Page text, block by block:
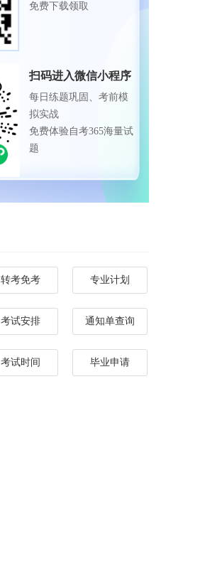
免费下载领取
扫码进入微信小程序
每日练题巩固、考前模
拟实战
免费体验自考365海量试
题
转考免考 专业计划
考试安排 通知单查询
考试时间 毕业申请